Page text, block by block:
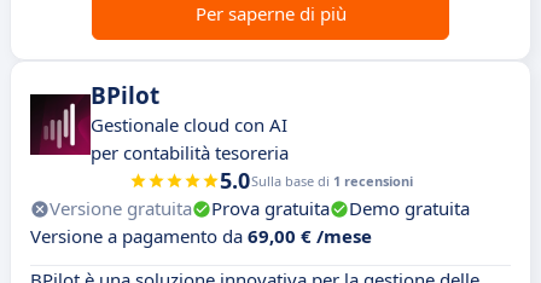
Per saperne di più
BPilot
Gestionale cloud con AI
per contabilità tesoreria
5.0Sulla base di 1 recensioni
Versione gratuita Prova gratuita
Demo gratuita
Versione a pagamento da 69,00 € /mese